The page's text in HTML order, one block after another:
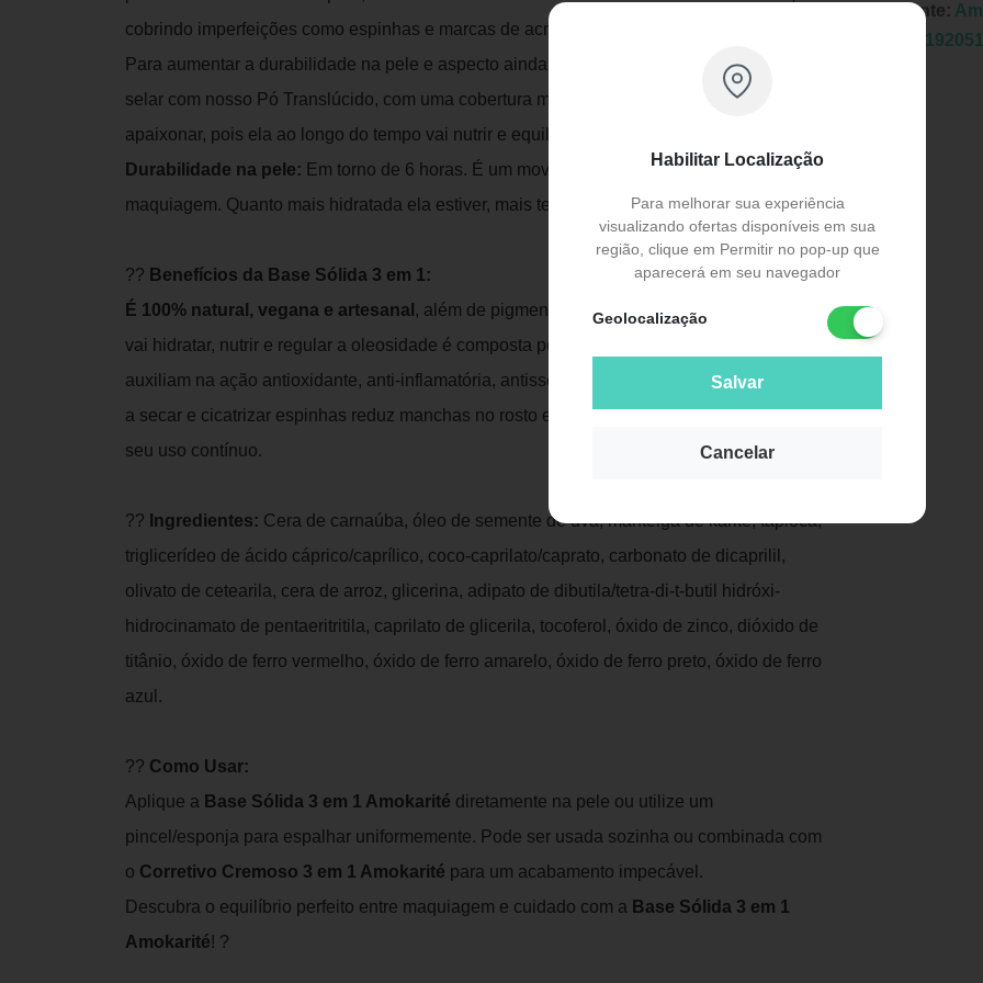
Habilitar Localização
Para melhorar sua experiência
visualizando ofertas disponíveis em sua
região, clique em Permitir no pop-up que
aparecerá em seu navegador
Geolocalização
Salvar
Cancelar
cobrindo imperfeições como espinhas e marcas de acne.
Para aumentar a durabilidade na pele e aspecto ainda mais sequinho, recomendamos
selar com nosso Pó Translúcido, com uma cobertura média e natural, você vai se
apaixonar, pois ela ao longo do tempo vai nutrir e equilibrar a oleosidade da pele.
Durabilidade na pele: Em torno de 6 horas. É um movimento comum a pele absorver a
maquiagem. Quanto mais hidratada ela estiver, mais tempo a maquiagem durará.
?? Benefícios da Base Sólida 3 em 1:
É 100% natural, vegana e artesanal , além de pigmentar e uniformizar o tom da pele ela
vai hidratar, nutrir e regular a oleosidade é composta por ingredientes funcionais que
auxiliam na ação antioxidante, anti-inflamatória, antisséptica e antienvelhecimento, ajuda
a secar e cicatrizar espinhas reduz manchas no rosto e linhas finas de expressão com
seu uso contínuo.
?? Ingredientes: Cera de carnaúba, óleo de semente de uva, manteiga de karité, tapioca,
triglicerídeo de ácido cáprico/caprílico, coco-caprilato/caprato, carbonato de dicaprilil,
olivato de cetearila, cera de arroz, glicerina, adipato de dibutila/tetra-di-t-butil hidróxi-
hidrocinamato de pentaeritritila, caprilato de glicerila, tocoferol, óxido de zinco, dióxido de
titânio, óxido de ferro vermelho, óxido de ferro amarelo, óxido de ferro preto, óxido de ferro
azul.
?? Como Usar:
Aplique a Base Sólida 3 em 1 Amokarité diretamente na pele ou utilize um
pincel/esponja para espalhar uniformemente. Pode ser usada sozinha ou combinada com
o Corretivo Cremoso 3 em 1 Amokarité para um acabamento impecável.
Descubra o equilíbrio perfeito entre maquiagem e cuidado com a Base Sólida 3 em 1
Amokarité! ?
Fabricante: